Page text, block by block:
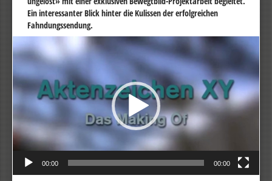
Ein interessanter Blick hinter die Kulissen der erfolgreichen
Fahndungssendung.
Video-
Player
00:00 00:00